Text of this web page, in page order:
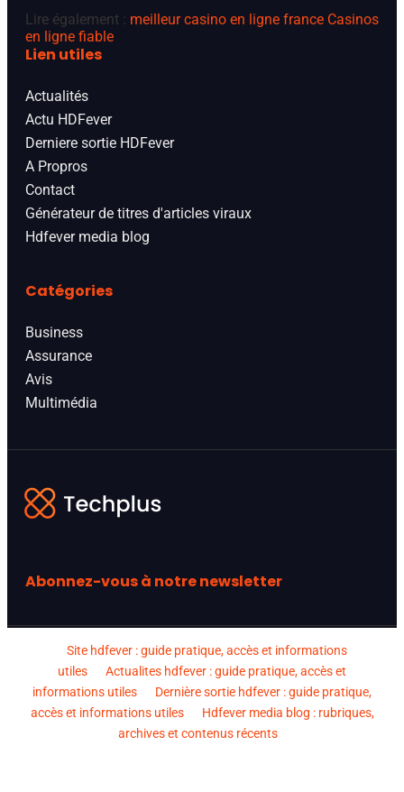
Lire également : meilleur casino en ligne france Casinos
en ligne fiable
Lien utiles
Actualités
Actu HDFever
Derniere sortie HDFever
A Propros
Contact
Générateur de titres d'articles viraux
Hdfever media blog
Catégories
Business
Assurance
Avis
Multimédia
Abonnez-vous à notre newsletter
Site hdfever : guide pratique, accès et informations
utiles
Actualites hdfever : guide pratique, accès et
informations utiles
Dernière sortie hdfever : guide pratique,
accès et informations utiles
Hdfever media blog : rubriques,
archives et contenus récents